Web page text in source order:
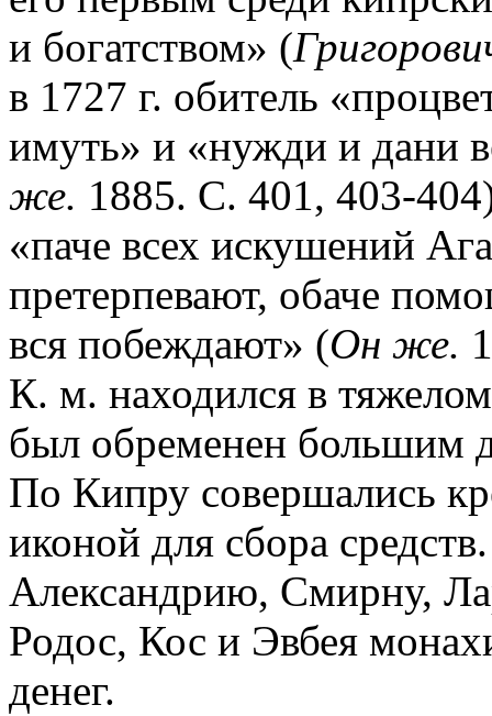
и богатством» (
в 1727 г. обитель
имуть» и «нужди и дани
же. 1885. С. 401, 403-
«паче всех искушений
претерпевают, обаче
вся побеждают» (Он же.
К. м. находился в
был обременен большим
По Кипру совершались
иконой для сбора
Александрию, Смирну,
Родос, Кос и Эвбея
денег.